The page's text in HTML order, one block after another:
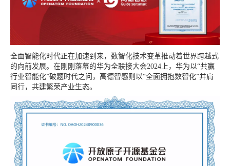
全面智能化时代正在加速到来，数智化技术变革推动着世界跨越式
的向前发展。在刚刚落幕的华为全联接大会2024上，华为以“共赢
行业智能化”破题时代之问，高德智感则以“全面拥抱数智化”并肩
同行，共建繁荣产业生态。